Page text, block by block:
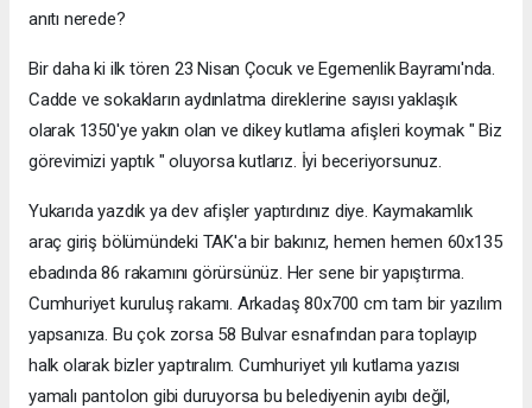
anıtı nerede?
Bir daha ki ilk tören 23 Nisan Çocuk ve Egemenlik Bayramı'nda.
Cadde ve sokakların aydınlatma direklerine sayısı yaklaşık
olarak 1350'ye yakın olan ve dikey kutlama afişleri koymak " Biz
görevimizi yaptık " oluyorsa kutlarız. İyi beceriyorsunuz.
Yukarıda yazdık ya dev afişler yaptırdınız diye. Kaymakamlık
araç giriş bölümündeki TAK'a bir bakınız, hemen hemen 60x135
ebadında 86 rakamını görürsünüz. Her sene bir yapıştırma.
Cumhuriyet kuruluş rakamı. Arkadaş 80x700 cm tam bir yazılım
yapsanıza. Bu çok zorsa 58 Bulvar esnafından para toplayıp
halk olarak bizler yaptıralım. Cumhuriyet yılı kutlama yazısı
yamalı pantolon gibi duruyorsa bu belediyenin ayıbı değil,